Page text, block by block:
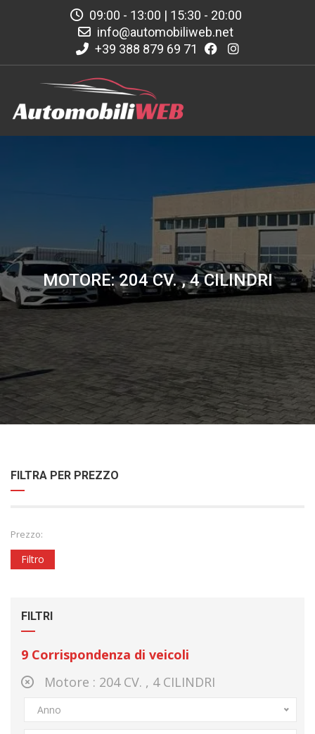
09:00 - 13:00 | 15:30 - 20:00
info@automobiliweb.net
+39 388 879 69 71
MOTORE: 204 CV. , 4 CILINDRI
FILTRA PER PREZZO
Prezzo:
Filtro
FILTRI
9 Corrispondenza di veicoli
Motore : 204 CV. , 4 CILINDRI
Anno